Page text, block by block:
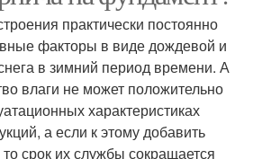
практически постоянно
факторы в виде дождевой и
в зимний период времени. А
влаги не может положительно
характеристиках
а если к этому добавить
срок их службы сокращается